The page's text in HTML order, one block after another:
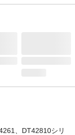
、DT42810シリ